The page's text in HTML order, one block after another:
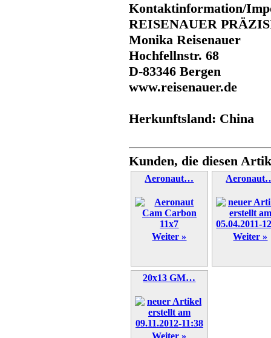
Kontaktinformation/
REISENAUER
Monika Reisenauer
Hochfellnstr. 68
D-83346 Bergen
www.reisenauer.de
Herkunftsland: China
Kunden, die diesen
Aeronaut…
Weiter » Weiter »
20x13 GM…
Weiter »